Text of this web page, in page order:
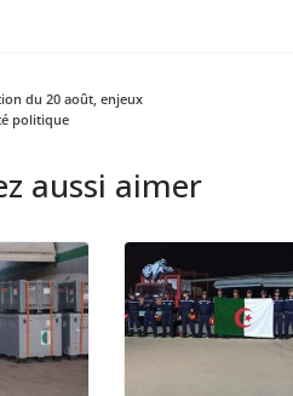
du 20 août, enjeux
politique
aussi aimer